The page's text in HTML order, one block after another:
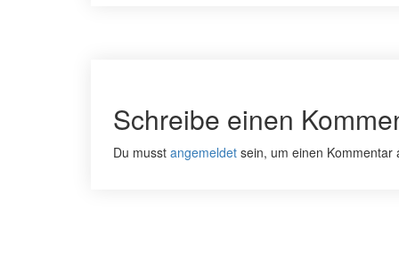
Schreibe einen
Du musst angemeldet sein, um einen Kommentar